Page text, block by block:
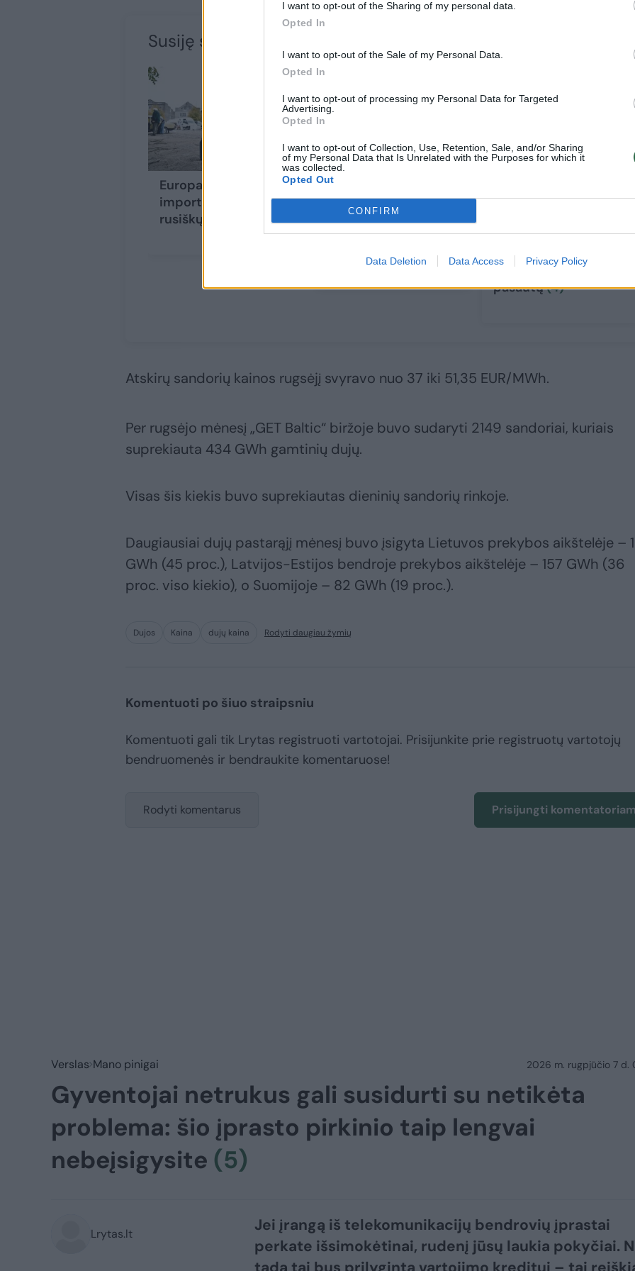
I want to opt-out of the Sharing of my personal data.
Opted In
I want to opt-out of the Sale of my Personal Data.
Opted In
I want to opt-out of processing my Personal Data for Targeted
Advertising.
Opted In
I want to opt-out of Collection, Use, Retention, Sale, and/or Sharing
of my Personal Data that Is Unrelated with the Purposes for which it
was collected.
Opted Out
CONFIRM
Data Deletion Data Access Privacy Policy
Susiję straipsniai
Europa vėl
importuoja daugiau
rusiškų dujų
Gamtinės dujos pigo
trečią savaitę iš eilės,
keitėsi ir kitų
energijos išteklių
kontrabandininkų
turi idėją: ši
technologija
skrendantį objektą
pašautų(4)
Atskirų sandorių kainos rugsėjį svyravo nuo 37 iki 51,35 EUR/MWh.
Per rugsėjo mėnesį „GET Baltic“ biržoje buvo sudaryti 2149 sandoriai, kuriais
suprekiauta 434 GWh gamtinių dujų.
Visas šis kiekis buvo suprekiautas dieninių sandorių rinkoje.
Daugiausiai dujų pastarąjį mėnesį buvo įsigyta Lietuvos prekybos aikštelėje –
GWh (45 proc.), Latvijos-Estijos bendroje prekybos aikštelėje – 157 GWh (36
proc. viso kiekio), o Suomijoje – 82 GWh (19 proc.).
Dujos Kaina dujų kaina Rodyti daugiau žymių
Komentuoti po šiuo straipsniu
Komentuoti gali tik Lrytas registruoti vartotojai. Prisijunkite prie registruotų vartotojų
bendruomenės ir bendraukite komentaruose!
Rodyti komentarus Prisijungti
Verslas Mano pinigai 2026 m. rugpjūčio 7 d.
Gyventojai netrukus gali susidurti su netikėta
problema: šio įprasto pirkinio taip lengvai
nebeįsigysite (5)
Lrytas.lt
Jei įrangą iš telekomunikacijų bendrovių įprastai
perkate išsimokėtinai, rudenį jūsų laukia pokyčiai.